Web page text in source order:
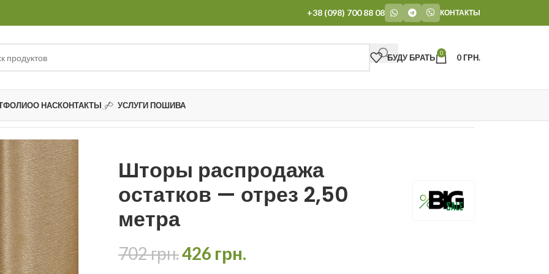
+38 (098) 700 88 08 КОНТАКТЫ
БУДУ БРАТЬ 0 0ГРН.
О НАСКОНТАКТЫ УСЛУГИ ПОШИВА
Шторы распродажа остатков — отрез 2,50 метра
Шторы распродажа
остатков — отрез 2,50
метра
702грн.426 грн.